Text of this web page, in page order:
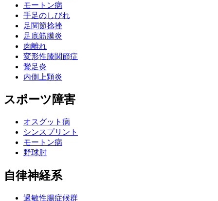
モートン病
手足のしびれ
足関節捻挫
足底筋膜炎
肉離れ
変形性膝関節症
鵞足炎
内側上顆炎
スポーツ障害
オスグット病
シンスプリント
モートン病
野球肘
自律神経系
過敏性腸症候群